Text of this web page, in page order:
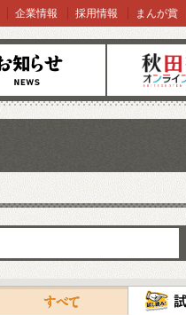
オンラインショ
企業情報 採用情報 まんが賞